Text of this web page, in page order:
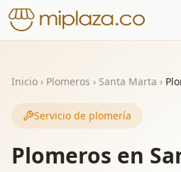
Inicio › Plomeros › Santa Marta ›
Servicio de plomería
Plomeros en